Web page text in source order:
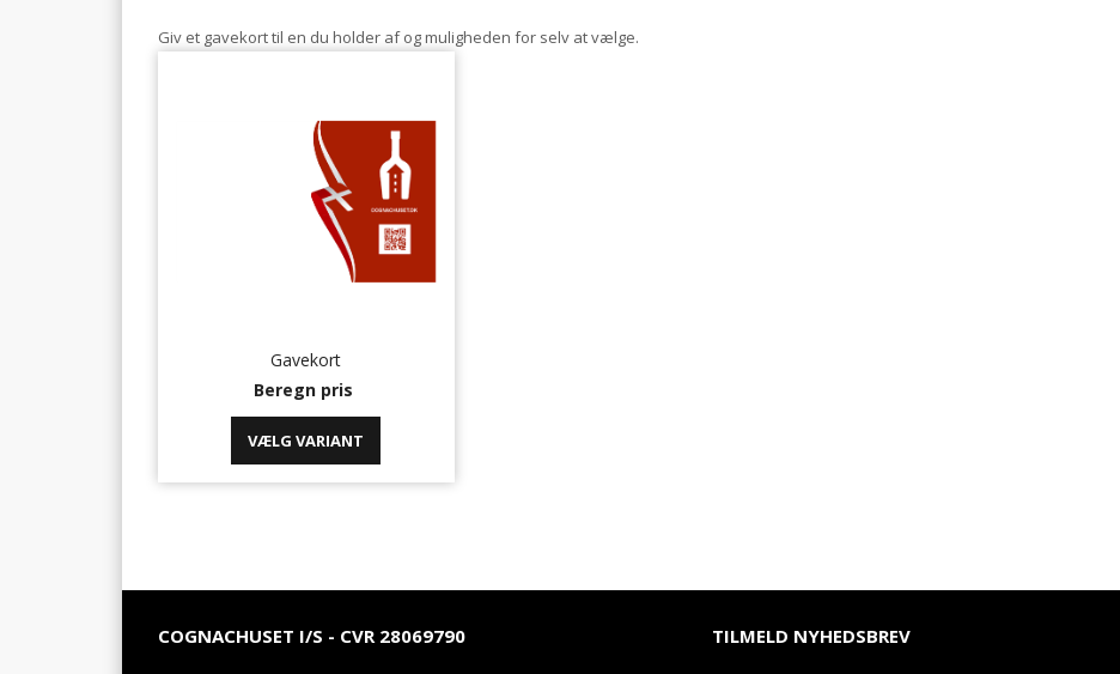
Giv et gavekort til en du holder af og muligheden for selv at vælge.
Gavekort
Beregn pris
COGNACHUSET I/S - CVR 28069790 TILMELD NYHEDSBREV